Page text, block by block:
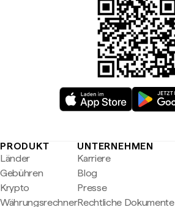
PRODUKT
Länder
Gebühren
Krypto
Währungsrechner
UNTERNEHMEN
Karriere
Blog
Presse
Rechtliche Dokumente